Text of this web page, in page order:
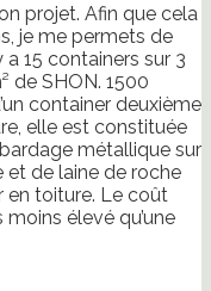
projet. Afin que cela
je me permets de
15 containers sur 3
de SHON. 1500
container deuxième
elle est constituée
métallique sur
et de laine de roche
en toiture. Le coût
élevé qu’une